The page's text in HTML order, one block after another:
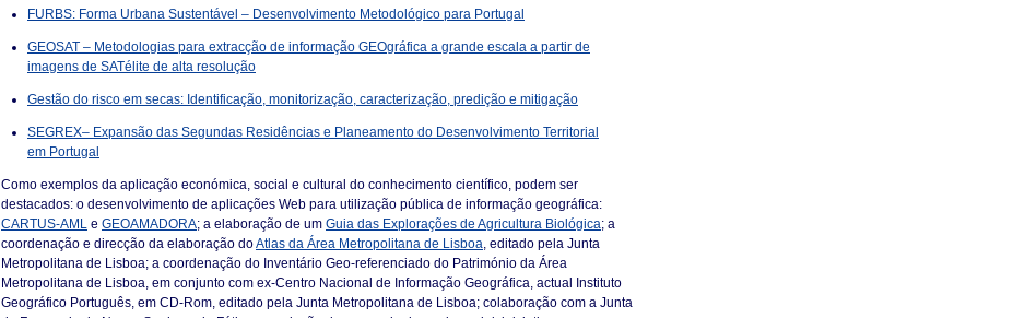
FURBS: Forma Urbana Sustentável – Desenvolvimento Metodológico para Portugal
GEOSAT – Metodologias para extracção de informação GEOgráfica a grande escala a partir de
imagens de SATélite de alta resolução
Gestão do risco em secas: Identificação, monitorização, caracterização, predição e mitigação
SEGREX– Expansão das Segundas Residências e Planeamento do Desenvolvimento Territorial
em Portugal
Como exemplos da aplicação económica, social e cultural do conhecimento científico, podem ser
destacados: o desenvolvimento de aplicações Web para utilização pública de informação geográfica:
CARTUS-AML e GEOAMADORA; a elaboração de um Guia das Explorações de Agricultura Biológica; a
coordenação e direcção da elaboração doAtlas da Área Metropolitana de Lisboa, editado pela Junta
Metropolitana de Lisboa; a coordenação do Inventário Geo-referenciado do Património da Área
Metropolitana de Lisboa, em conjunto com ex-Centro Nacional de Informação Geográfica, actual Instituto
Geográfico Português, em CD-Rom, editado pela Junta Metropolitana de Lisboa; colaboração com a Junta